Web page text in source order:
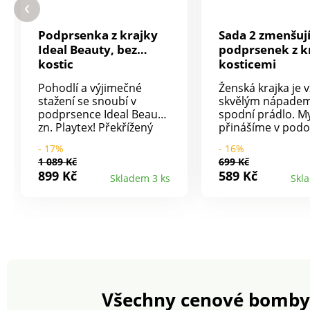
Podprsenka z krajky
Ideal Beauty, bez
kostic
Pohodlí a výjimečné
stažení se snoubí v
podprsence Ideal Beauty
zn. Playtex! Překřížený
stahujícího materiálu.
Mezi košíčky mašlička.
Vnitřní tylové zesílení.
- 17%
1 089 Kč
899 Kč Skladem 3 ks
Sada 2
podprsenek z
kosticemi
Ženská krajka je
skvělým
spodní prádlo.
přinášíme v
kosticemi. Sada 2
Zmenšující efekt.
podšité tylem.
podle Oeko-Tex
- 16%
699 Kč
589 Kč
Všechny cenové bomby